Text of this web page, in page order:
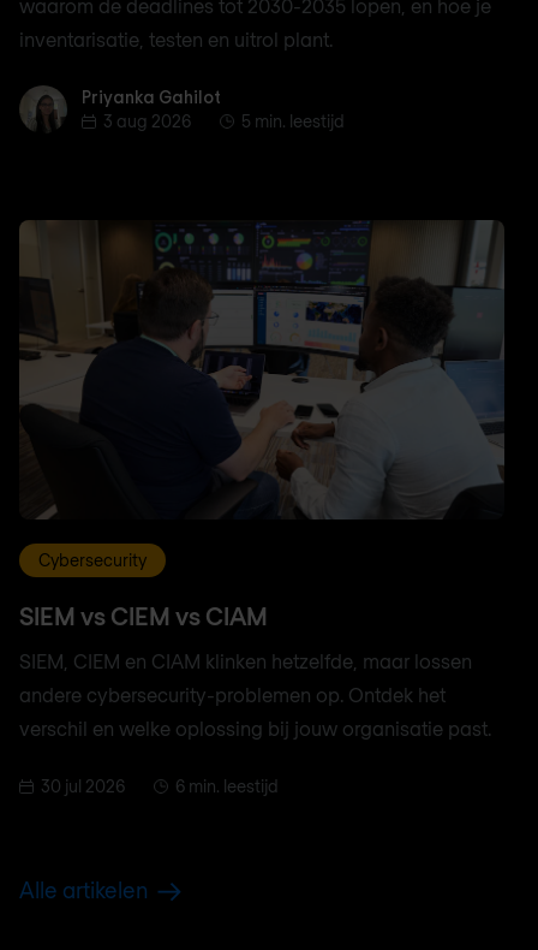
waarom de deadlines tot 2030-2035 lopen, en hoe je
inventarisatie, testen en uitrol plant.
Priyanka Gahilot
Priyanka Gahilot
3 aug 2026
5 min. leestijd
Cybersecurity
SIEM vs CIEM vs CIAM
SIEM, CIEM en CIAM klinken hetzelfde, maar lossen
andere cybersecurity-problemen op. Ontdek het
verschil en welke oplossing bij jouw organisatie past.
30 jul 2026 6 min. leestijd
Alle artikelen